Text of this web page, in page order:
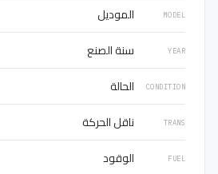
MODEL الموديل
YEAR سنة الصنع
CONDITION الحالة
TRANS ناقل الحركة
FUEL الوقود